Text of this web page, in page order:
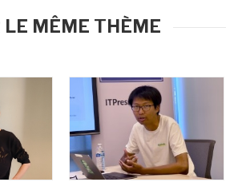
LE MÊME THÈME